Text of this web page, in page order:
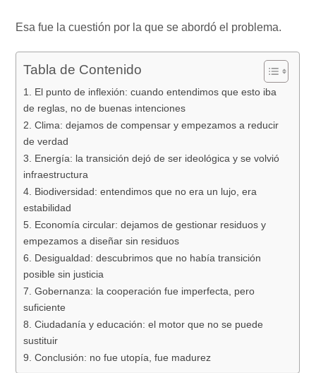
Esa fue la cuestión por la que se abordó el problema.
Tabla de Contenido
1. El punto de inflexión: cuando entendimos que esto iba
de reglas, no de buenas intenciones
2. Clima: dejamos de compensar y empezamos a reducir
de verdad
3. Energía: la transición dejó de ser ideológica y se volvió
infraestructura
4. Biodiversidad: entendimos que no era un lujo, era
estabilidad
5. Economía circular: dejamos de gestionar residuos y
empezamos a diseñar sin residuos
6. Desigualdad: descubrimos que no había transición
posible sin justicia
7. Gobernanza: la cooperación fue imperfecta, pero
suficiente
8. Ciudadanía y educación: el motor que no se puede
sustituir
9. Conclusión: no fue utopía, fue madurez